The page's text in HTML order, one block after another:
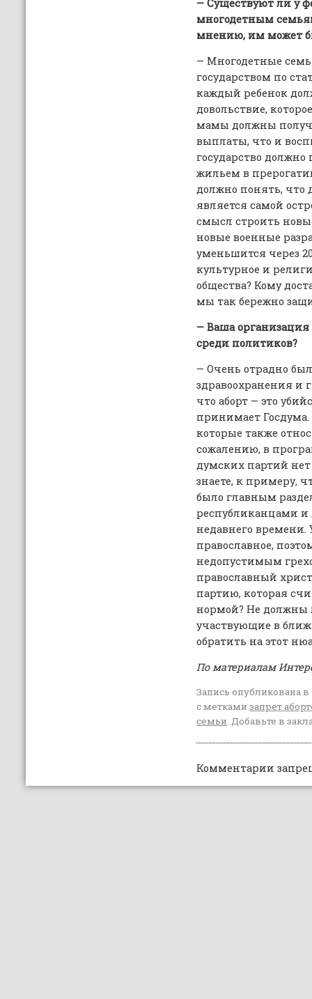
— Существуют ли у
многодетным
мнению, им может
— Многодетные
государством по
каждый ребенок
довольствие,
мамы должны
выплаты, что и
государство
жильем в
должно понять, что
является самой
смысл строить
новые военные
уменьшится через
культурное и
общества? Кому
мы так бережно
— Ваша
среди политиков?
— Очень отрадно
здравоохранения и
что аборт — это
принимает Госдума.
которые также
сожалению, в
думских партий нет
знаете, к примеру,
было главным
республиканцами и
недавнего времени.
православное,
недопустимым
православный
партию, которая
нормой? Не должны
участвующие в
обратить на этот
По материалам
Запись опубликована
с метками запрет
семьи. Добавьте в
Комментарии